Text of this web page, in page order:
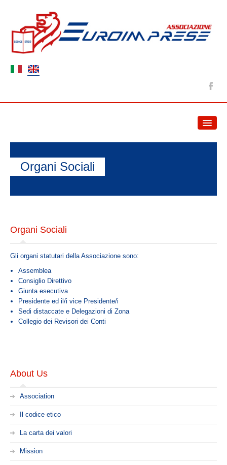
NEWS
Il codice etico
La struttura
Organi Sociali
Organigramma
Corsi Formazione E-Learning
Risk Management Services
Ente Bilaterale : E.Bi.Conf.
Organi Sociali
Organi Sociali
Gli organi statutari della Associazione sono:
Assemblea
Consiglio Direttivo
Giunta esecutiva
Presidente ed il/i vice Presidente/i
Sedi distaccate e Delegazioni di Zona
Collegio dei Revisori dei Conti
About Us
Association
Il codice etico
La carta dei valori
Mission